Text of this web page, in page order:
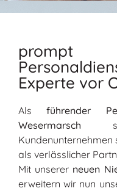
prompt
Experte vor
Alsführender
Wesermarsch
Kundenunternehmen
als verlässlicher
Mit unserer neuen
erweitern wir nun